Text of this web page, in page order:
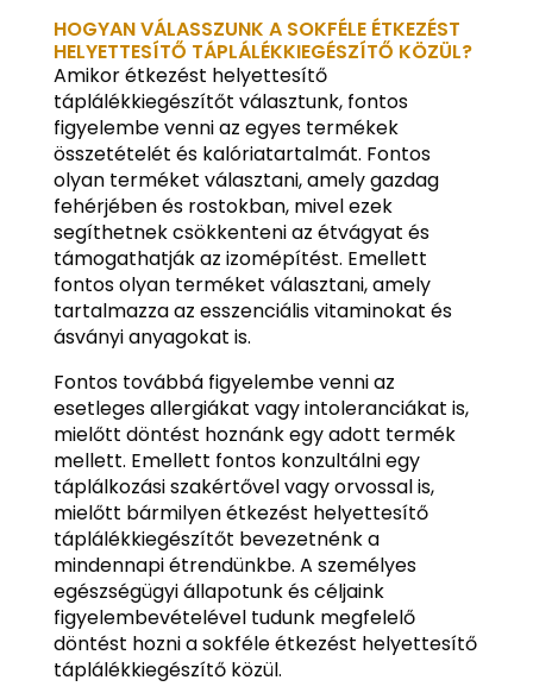
HOGYAN VÁLASSZUNK A SOKFÉLE ÉTKEZÉST
HELYETTESÍTŐ TÁPLÁLÉKKIEGÉSZÍTŐ KÖZÜL?
Amikor étkezést helyettesítő
táplálékkiegészítőt választunk, fontos
figyelembe venni az egyes termékek
összetételét és kalóriatartalmát. Fontos
olyan terméket választani, amely gazdag
fehérjében és rostokban, mivel ezek
segíthetnek csökkenteni az étvágyat és
támogathatják az izomépítést. Emellett
fontos olyan terméket választani, amely
tartalmazza az esszenciális vitaminokat és
ásványi anyagokat is.
Fontos továbbá figyelembe venni az
esetleges allergiákat vagy intoleranciákat is,
mielőtt döntést hoznánk egy adott termék
mellett. Emellett fontos konzultálni egy
táplálkozási szakértővel vagy orvossal is,
mielőtt bármilyen étkezést helyettesítő
táplálékkiegészítőt bevezetnénk a
mindennapi étrendünkbe. A személyes
egészségügyi állapotunk és céljaink
figyelembevételével tudunk megfelelő
döntést hozni a sokféle étkezést helyettesítő
táplálékkiegészítő közül.